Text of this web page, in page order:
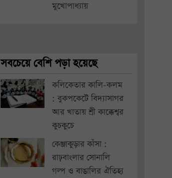
মুখোপাধ্যায়
সবচেয়ে বেশি পড়া হয়েছে
কলিকেতার কালি-কলম
: বুকপকেটে বিদ্যাসাগর
আর খাতায় শ্রী কাক্কেশ্বর
কুচকুচে
কেঞ্জাকুড়ার কাঁসা :
রাঢ়বাংলার সোনালি
গল্প ও বাঙালির ঐতিহ্য